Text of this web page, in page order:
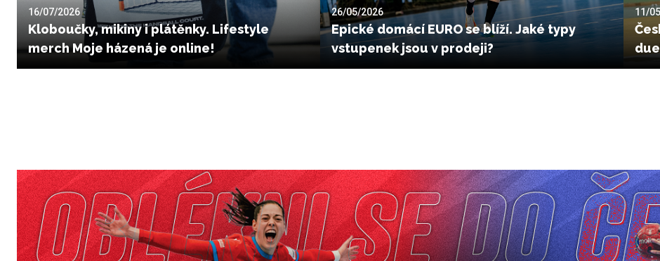
16/07/2026
Kloboučky, mikiny i plátěnky. Lifestyle
merch Moje házená je online!
26/05/2026
Epické domácí EURO se blíží. Jaké typy
vstupenek jsou v prodeji?
11/